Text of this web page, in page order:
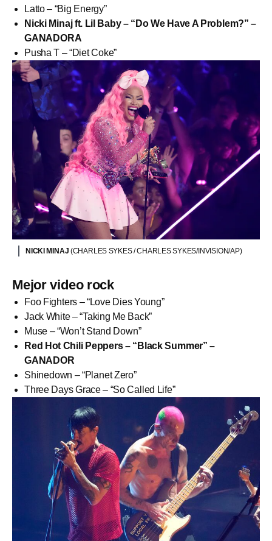
Latto – “Big Energy”
Nicki Minaj ft. Lil Baby – “Do We Have A Problem?” –
GANADORA
Pusha T – “Diet Coke”
NICKI MINAJ (CHARLES SYKES / CHARLES SYKES/INVISION/AP)
Mejor video rock
Foo Fighters – “Love Dies Young”
Jack White – “Taking Me Back”
Muse – “Won’t Stand Down”
Red Hot Chili Peppers – “Black Summer” –
GANADOR
Shinedown – “Planet Zero”
Three Days Grace – “So Called Life”